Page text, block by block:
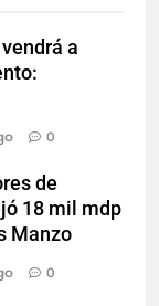
a
0
de
18 mil mdp
Manzo
0